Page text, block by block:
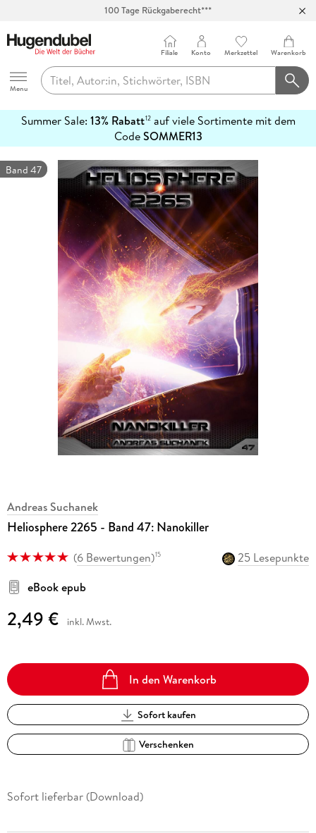
100 Tage Rückgaberecht***
Hugendubel
Menu
Filiale Konto Merkzettel Warenkorb
Summer Sale: 13% Rabatt12auf viele Sortimente mit dem
CodeSOMMER13
erfahren
Band 47
Andreas Suchanek
Heliosphere 2265 - Band 47: Nanokiller
(6 Bewertungen)15
25 Lesepunkte
eBook epub
2,49 € inkl. Mwst.
In den Warenkorb
Sofort kaufen
Verschenken
Sofort lieferbar (Download)